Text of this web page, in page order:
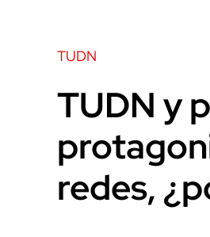
TUDN
TUDN y
redes,